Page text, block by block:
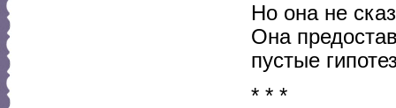
Но она не
Она
пустые
* * *